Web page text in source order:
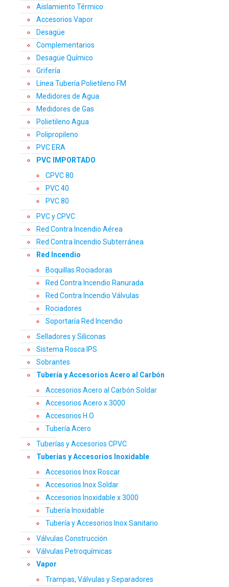
Aislamiento Térmico
Accesorios Vapor
Desagüe
Complementarios
Desagüe Químico
Grifería
Línea Tubería Polietileno FM
Medidores de Agua
Medidores de Gas
Polietileno Agua
Polipropileno
PVC ERA
PVC IMPORTADO
CPVC 80
PVC 40
PVC 80
PVC y CPVC
Red Contra Incendio Aérea
Red Contra Incendio Subterránea
Red Incendio
Boquillas Rociadoras
Red Contra Incendio Ranurada
Red Contra Incendio Válvulas
Rociadores
Soportaría Red Incendio
Selladores y Siliconas
Sistema Rosca IPS
Sobrantes
Tubería y Accesorios Acero al Carbón
Accesorios Acero al Carbón Soldar
Accesorios Acero x 3000
Accesorios H.O
Tubería Acero
Tuberías y Accesorios CPVC
Tuberías y Accesorios Inoxidable
Accesorios Inox Roscar
Accesorios Inox Soldar
Accesorios Inoxidable x 3000
Tubería Inoxidable
Tubería y Accesorios Inox Sanitario
Válvulas Construcción
Válvulas Petroquímicas
Vapor
Trampas, Válvulas y Separadores